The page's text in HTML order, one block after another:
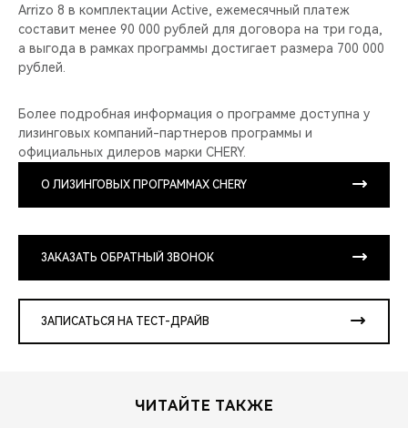
Arrizo 8 в комплектации Active, ежемесячный платеж
составит менее 90 000 рублей для договора на три года,
а выгода в рамках программы достигает размера 700 000
рублей.
Более подробная информация о программе доступна у
лизинговых компаний-партнеров программы и
официальных дилеров марки CHERY.
О ЛИЗИНГОВЫХ ПРОГРАММАХ CHERY
ЗАКАЗАТЬ ОБРАТНЫЙ ЗВОНОК
ЗАПИСАТЬСЯ НА ТЕСТ-ДРАЙВ
ЧИТАЙТЕ ТАКЖЕ